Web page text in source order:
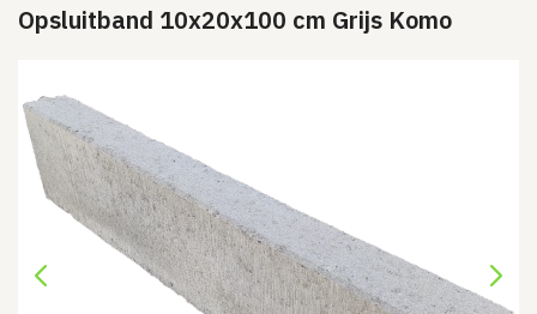
Opsluitband 10x20x100 cm Grijs Komo